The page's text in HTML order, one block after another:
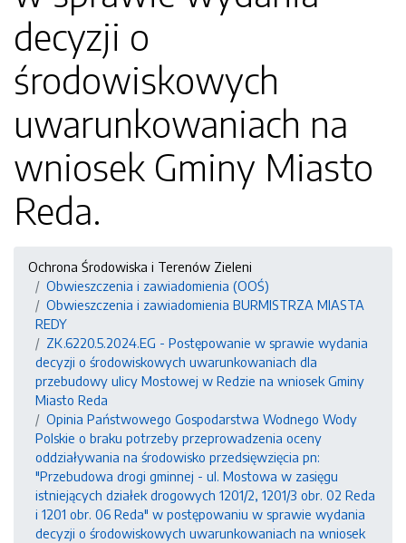
decyzji o
środowiskowych
uwarunkowaniach na
wniosek Gminy Miasto
Reda.
Ochrona Środowiska i Terenów Zieleni
Obwieszczenia i zawiadomienia (OOŚ)
Obwieszczenia i zawiadomienia BURMISTRZA MIASTA
REDY
ZK.6220.5.2024.EG - Postępowanie w sprawie wydania
decyzji o środowiskowych uwarunkowaniach dla
przebudowy ulicy Mostowej w Redzie na wniosek Gminy
Miasto Reda
Opinia Państwowego Gospodarstwa Wodnego Wody
Polskie o braku potrzeby przeprowadzenia oceny
oddziaływania na środowisko przedsięwzięcia pn:
"Przebudowa drogi gminnej - ul. Mostowa w zasięgu
istniejących działek drogowych 1201/2, 1201/3 obr. 02 Reda
i 1201 obr. 06 Reda" w postępowaniu w sprawie wydania
decyzji o środowiskowych uwarunkowaniach na wniosek